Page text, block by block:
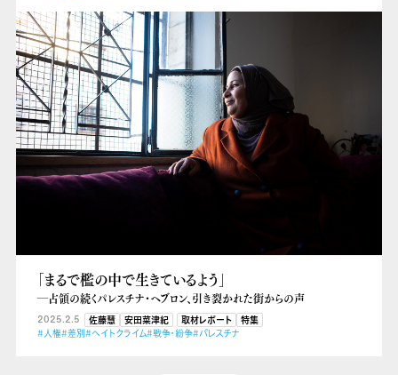
「まるで檻の中で生きているよう」
―占領の続くパレスチナ・ヘブロン、引き裂かれた街からの声
2025.2.5 佐藤慧 安田菜津紀 取材レポート
特集
#人権#差別#ヘイトクライム#戦争・紛争#パレスチナ